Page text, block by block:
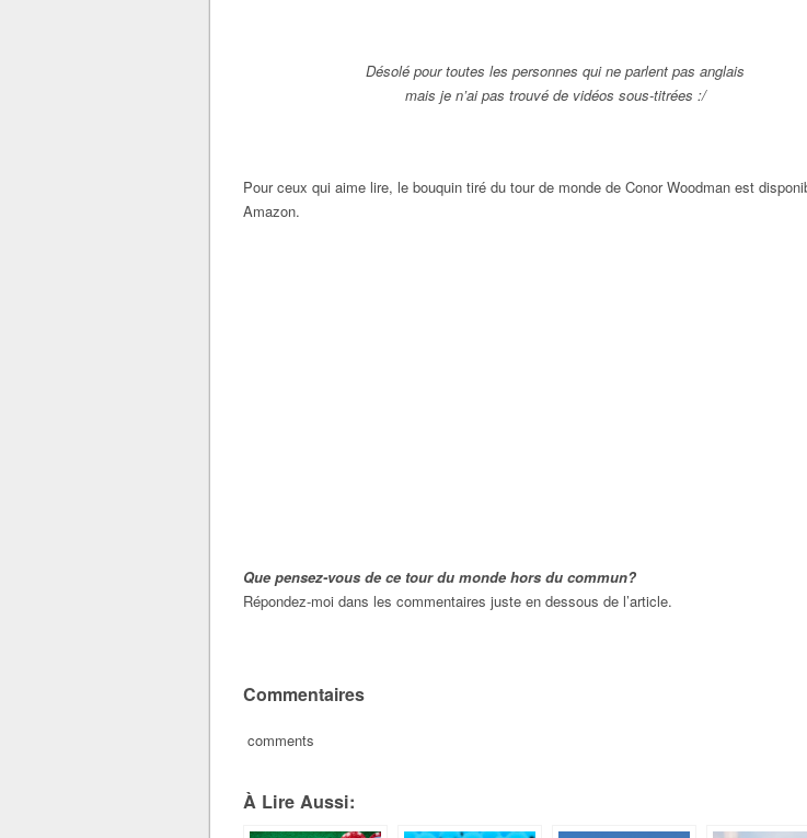
Désolé pour toutes les personnes qui ne parlent pas anglais
mais je n’ai pas trouvé de vidéos sous-titrées :/
Pour ceux qui aime lire, le bouquin tiré du tour de monde de Conor Woodman est
Amazon.
Que pensez-vous de ce tour du monde hors du commun?
Répondez-moi dans les commentaires juste en dessous de l’article.
Commentaires
comments
À Lire Aussi: